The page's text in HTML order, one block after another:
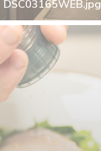
DSC03165WEB.jpg